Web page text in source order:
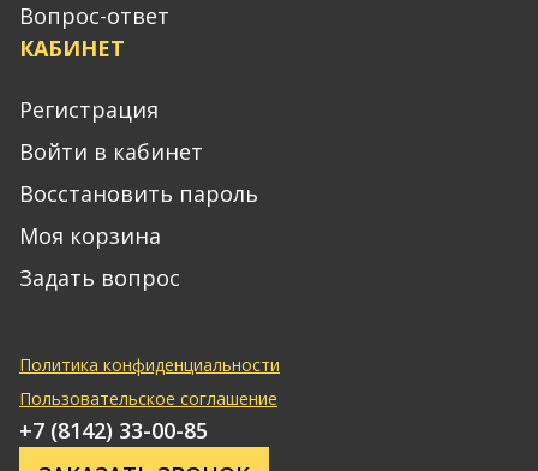
Вопрос-ответ
КАБИНЕТ
Регистрация
Войти в кабинет
Восстановить пароль
Моя корзина
Задать вопрос
Политика конфиденциальности
Пользовательское соглашение
+7 (8142) 33-00-85